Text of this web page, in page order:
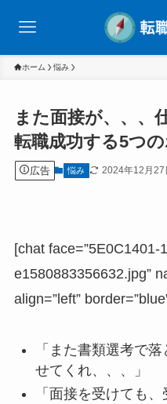
ホーム 悩み
また面接が、、、
転職成功する5つ
広告 悩み 2024年12月27
[chat face=”5E0C1401-
e1580883356632.jpg”
align=”left”
「また書類選考で
せてくれ、、、」
「面接を受けても